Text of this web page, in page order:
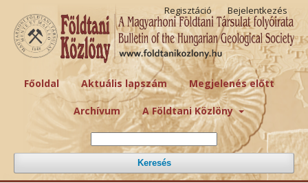
Főoldal Aktuális lapszám Megjelenés előtt
Archívum A Földtani Közlöny
Keresés
Regisztáció Bejelentkezés